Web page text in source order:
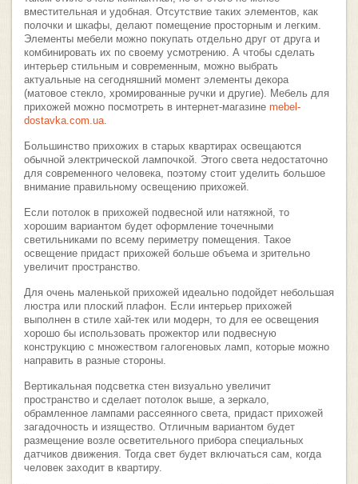
вместительная и удобная. Отсутствие таких элементов, как
полочки и шкафы, делают помещение просторным и легким.
Элементы мебели можно покупать отдельно друг от друга и
комбинировать их по своему усмотрению. А чтобы сделать
интерьер стильным и современным, можно выбрать
актуальные на сегодняшний момент элементы декора
(матовое стекло, хромированные ручки и другие). Мебель для
прихожей можно посмотреть в интернет-магазине mebel-
dostavka.com.ua.
Большинство прихожих в старых квартирах освещаются
обычной электрической лампочкой. Этого света недостаточно
для современного человека, поэтому стоит уделить большое
внимание правильному освещению прихожей.
Если потолок в прихожей подвесной или натяжной, то
хорошим вариантом будет оформление точечными
светильниками по всему периметру помещения. Такое
освещение придаст прихожей больше объема и зрительно
увеличит пространство.
Для очень маленькой прихожей идеально подойдет небольшая
люстра или плоский плафон. Если интерьер прихожей
выполнен в стиле хай-тек или модерн, то для ее освещения
хорошо бы использовать прожектор или подвесную
конструкцию с множеством галогеновых ламп, которые можно
направить в разные стороны.
Вертикальная подсветка стен визуально увеличит
пространство и сделает потолок выше, а зеркало,
обрамленное лампами рассеянного света, придаст прихожей
загадочность и изящество. Отличным вариантом будет
размещение возле осветительного прибора специальных
датчиков движения. Тогда свет будет включаться сам, когда
человек заходит в квартиру.